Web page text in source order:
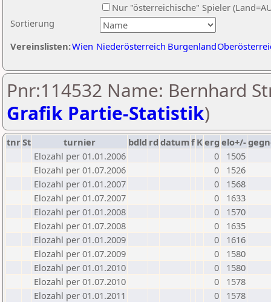
Sortierung
Nur "österreichische" Spieler
Vereinslisten:Wien Niederösterreich Burgenland
Pnr:114532 Name: Bernhard
Grafik Partie-Statistik)
tnrSt turnier bdld rd datumf Kerg elo+/-
Elozahl per 01.01.2006
0
1505
Elozahl per 01.07.2006
0
1526
Elozahl per 01.01.2007
0
1568
Elozahl per 01.07.2007
0
1633
Elozahl per 01.01.2008
0
1570
Elozahl per 01.07.2008
0
1635
Elozahl per 01.01.2009
0
1616
Elozahl per 01.07.2009
0
1580
Elozahl per 01.01.2010
0
1580
Elozahl per 01.07.2010
0
1578
Elozahl per 01.01.2011
0
1578